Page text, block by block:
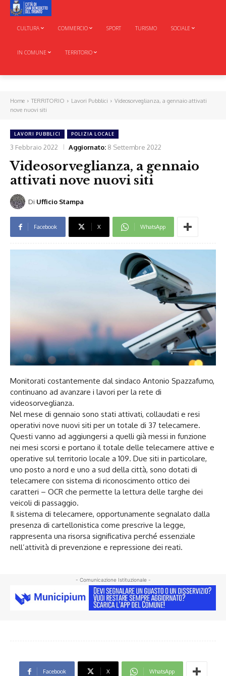
CULTURA COMMERCIO SPORT TURISMO SOCIALE
IN COMUNE TERRITORIO
Home TERRITORIO Lavori Pubblici
Videosorveglianza, a gennaio attivati
nove nuovi siti
LAVORI PUBBLICI POLIZIA LOCALE
3 Febbraio 2022 Aggiornato: 8 Settembre 2022
Videosorveglianza, a gennaio
attivati nove nuovi siti
Di Ufficio Stampa
Facebook X WhatsApp
Monitorati costantemente dal sindaco Antonio Spazzafumo,
continuano ad avanzare i lavori per la rete di
videosorveglianza.
Nel mese di gennaio sono stati attivati, collaudati e resi
operativi nove nuovi siti per un totale di 37 telecamere.
Questi vanno ad aggiungersi a quelli già messi in funzione
nei mesi scorsi e portano il totale delle telecamere attive e
operative sul territorio locale a 109. Due siti in particolare,
uno posto a nord e uno a sud della città, sono dotati di
telecamere con sistema di riconoscimento ottico dei
caratteri – OCR che permette la lettura delle targhe dei
veicoli di passaggio.
Il sistema di telecamere, opportunamente segnalato dalla
presenza di cartellonistica come prescrive la legge,
rappresenta una risorsa significativa perché essenziale
nell’attività di prevenzione e repressione dei reati.
- Comunicazione Istituzionale -
Facebook X WhatsApp